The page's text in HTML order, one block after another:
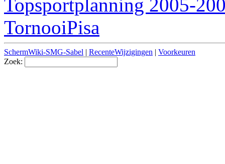
Topsportplanning 2005-
TornooiPisa
SchermWiki-SMG-Sabel | RecenteWijzigingen | Voorkeuren
Zoek: